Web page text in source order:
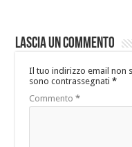
Lascia un commento
Il tuo indirizzo email non
sono contrassegnati*
Commento*